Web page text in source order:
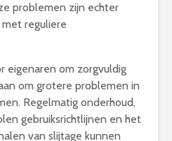
problemen zijn echter
reguliere
eigenaren om zorgvuldig
om grotere problemen in
Regelmatig onderhoud,
gebruiksrichtlijnen en het
van slijtage kunnen